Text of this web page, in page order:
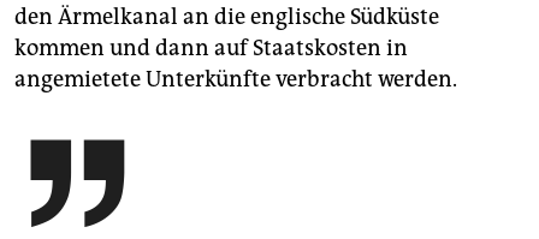
den Ärmelkanal an die englische Südküste
kommen und dann auf Staatskosten in
angemietete Unterkünfte verbracht werden.
